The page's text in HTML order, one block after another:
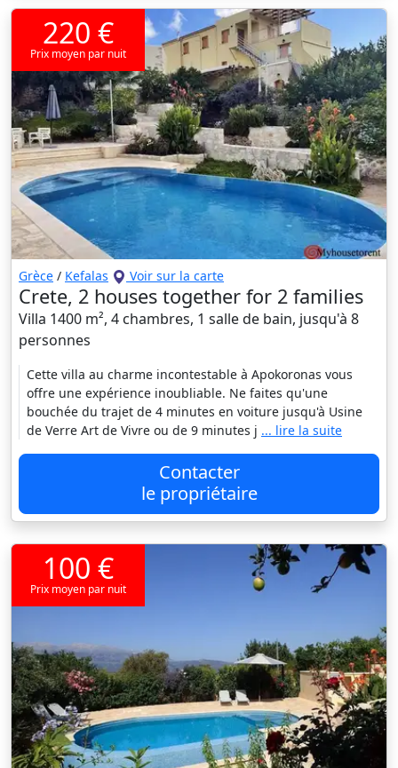
220 €
Prix moyen par nuit
Grèce / Kefalas Voir sur la carte
Crete, 2 houses together for 2 families
Villa 1400 m², 4 chambres, 1 salle de bain, jusqu'à 8
personnes
Cette villa au charme incontestable à Apokoronas vous
offre une expérience inoubliable. Ne faites qu'une
bouchée du trajet de 4 minutes en voiture jusqu'à Usine
de Verre Art de Vivre ou de 9 minutes j ... lire la suite
Contacter
le propriétaire
100 €
Prix moyen par nuit